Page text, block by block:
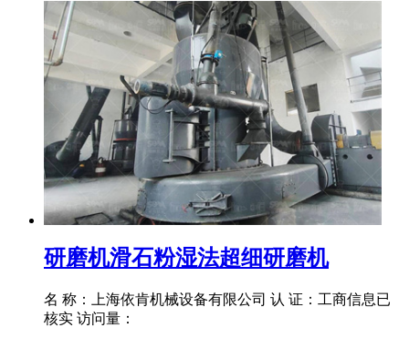
研磨机滑石粉湿法超细研磨机
名 称：上海依肯机械设备有限公司 认 证：工商信息已
核实 访问量：